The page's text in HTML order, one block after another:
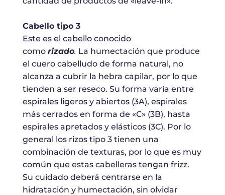
Cabello tipo 3
Este es el cabello conocido
como rizado. La humectación que produce
el cuero cabelludo de forma natural, no
alcanza a cubrir la hebra capilar, por lo que
tienden a ser reseco. Su forma varía entre
espirales ligeros y abiertos (3A), espirales
más cerrados en forma de «C» (3B), hasta
espirales apretados y elásticos (3C). Por lo
general los rizos tipo 3 tienen una
combinación de texturas, por lo que es muy
común que estas cabelleras tengan frizz.
Su cuidado deberá centrarse en la
hidratación y humectación, sin olvidar